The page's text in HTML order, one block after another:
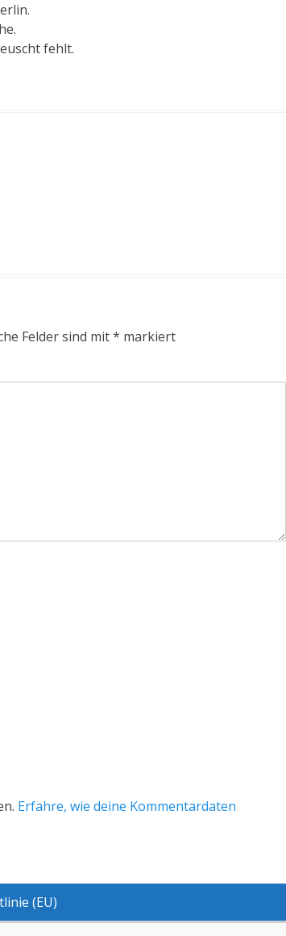
fehlt.
Felder sind mit* markiert
Erfahre, wie deine Kommentardaten
(EU)